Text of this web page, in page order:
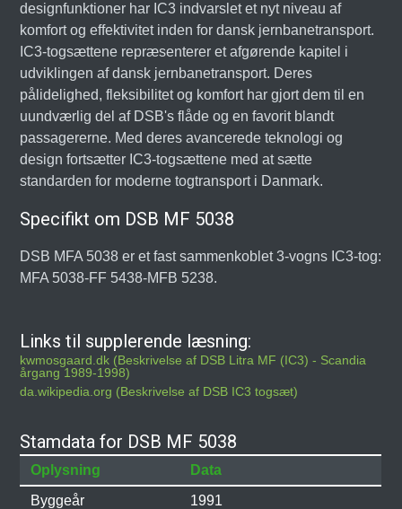
designfunktioner har IC3 indvarslet et nyt niveau af
komfort og effektivitet inden for dansk jernbanetransport.
IC3-togsættene repræsenterer et afgørende kapitel i
udviklingen af dansk jernbanetransport. Deres
pålidelighed, fleksibilitet og komfort har gjort dem til en
uundværlig del af DSB's flåde og en favorit blandt
passagererne. Med deres avancerede teknologi og
design fortsætter IC3-togsættene med at sætte
standarden for moderne togtransport i Danmark.
Specifikt om DSB MF 5038
DSB MFA 5038 er et fast sammenkoblet 3-vogns IC3-tog:
MFA 5038-FF 5438-MFB 5238.
Links til supplerende læsning:
kwmosgaard.dk (Beskrivelse af DSB Litra MF (IC3) - Scandia
årgang 1989-1998)
da.wikipedia.org (Beskrivelse af DSB IC3 togsæt)
Stamdata for DSB MF 5038
Oplysning
Data
Byggeår
1991